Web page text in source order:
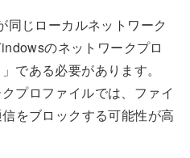
じローカルネットワーク
のネットワークプロ
である必要があります。
プロファイルでは、ファイ
をブロックする可能性が高